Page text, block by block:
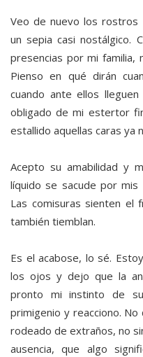
Veo de nuevo los
un sepia casi nostálgico.
presencias por mi familia,
Pienso en qué dirán
cuando ante ellos
obligado de mi estertor
estallido aquellas caras ya
Acepto su amabilidad y
líquido se sacude por
Las comisuras sienten el
también tiemblan.
Es el acabose, lo sé.
los ojos y dejo que la
pronto mi instinto de
primigenio y reacciono.
rodeado de extraños, no
ausencia, que algo